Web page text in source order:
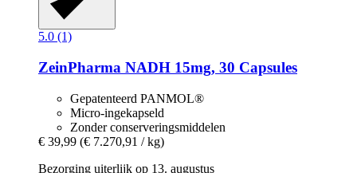
5.0 (1)
ZeinPharma NADH 15mg, 30 Capsules
Gepatenteerd PANMOL®
Micro-ingekapseld
Zonder conserveringsmiddelen
€ 39,99 (€ 7.270,91 / kg)
Bezorging uiterlijk op 13. augustus